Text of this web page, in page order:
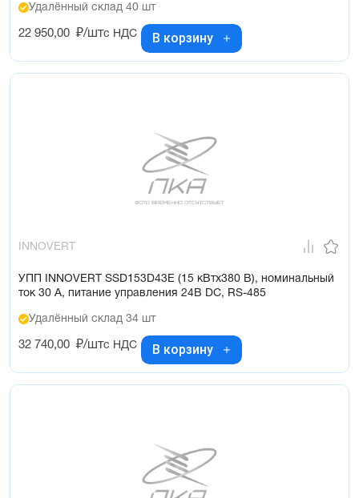
Удалённый склад 40 шт
22 950,00 ₽/штс НДС В корзину
INNOVERT
УПП INNOVERT SSD153D43E (15 кВтx380 В), номинальный
ток 30 А, питание управления 24В DC, RS-485
Удалённый склад 34 шт
32 740,00 ₽/штс НДС В корзину